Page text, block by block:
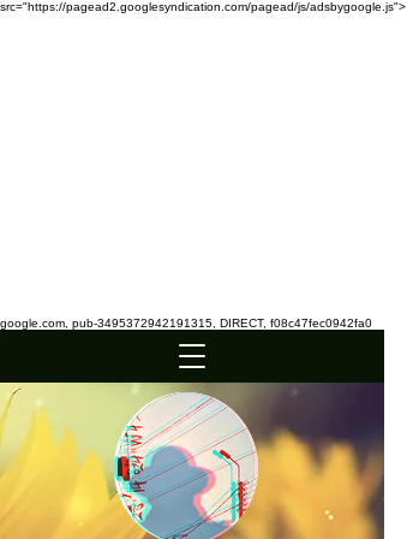
src="https://pagead2.googlesyndication.com/pagead/js/adsbygoogle.js">
google.com, pub-3495372942191315, DIRECT, f08c47fec0942fa0